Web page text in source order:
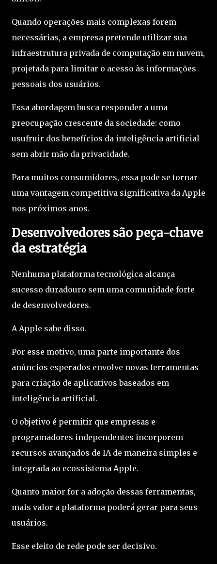
Quando operações mais complexas forem
necessárias, a empresa pretende utilizar sua
infraestrutura privada de computação em nuvem,
projetada para limitar o acesso às informações
pessoais dos usuários.
Essa abordagem busca responder a uma
preocupação crescente da sociedade: como
usufruir dos benefícios da inteligência artificial
sem abrir mão da privacidade.
Para muitos consumidores, essa pode se tornar
uma vantagem competitiva significativa da Apple
nos próximos anos.
Desenvolvedores são peça-chave
da estratégia
Nenhuma plataforma tecnológica alcança
sucesso duradouro sem uma comunidade forte
de desenvolvedores.
A Apple sabe disso.
Por esse motivo, uma parte importante dos
anúncios esperados envolve novas ferramentas
para criação de aplicativos baseados em
inteligência artificial.
O objetivo é permitir que empresas e
programadores independentes incorporem
recursos avançados de IA de maneira simples e
integrada ao ecossistema Apple.
Quanto maior for a adoção dessas ferramentas,
mais valor a plataforma poderá gerar para seus
usuários.
Esse efeito de rede pode ser decisivo.